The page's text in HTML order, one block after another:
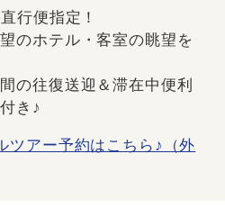
行便指定！
のホテル・客室の眺望を
の往復送迎＆滞在中便利
き♪
ツアー予約はこちら♪（外